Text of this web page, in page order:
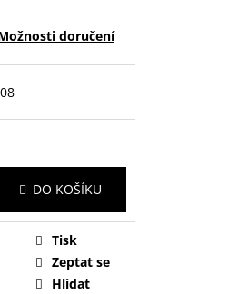
doručení
DO KOŠÍKU
Tisk
Zeptat se
Hlídat